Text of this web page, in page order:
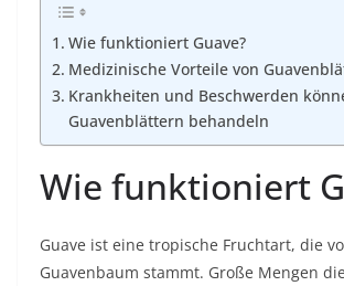
Wie funktioniert Guave?
Medizinische Vorteile von
Krankheiten und Beschwerden
Guavenblättern behandeln
Wie funktioniert
Guave ist eine tropische Fruchtart, die
Guavenbaum stammt. Große Mengen